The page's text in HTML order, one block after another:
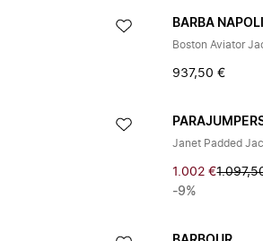
BARBA NAPOLI
Boston Aviator
937,50 €
Janet Padded
1.002 €
-9%